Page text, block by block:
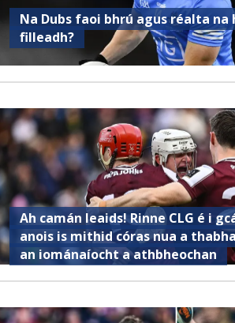
Na Dubs faoi bhrú agus réalta na
filleadh?
Ah camán leaids! Rinne CLG é i
anois is mithid córas nua a
an iománaíocht a athbheochan